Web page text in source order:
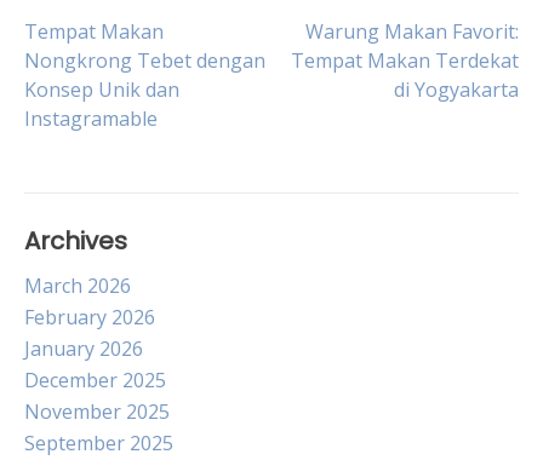
Post
navigation
Tempat Makan
Nongkrong Tebet dengan
Konsep Unik dan
Instagramable
Warung Makan Favorit:
Tempat Makan Terdekat
di Yogyakarta
Archives
March 2026
February 2026
January 2026
December 2025
November 2025
September 2025